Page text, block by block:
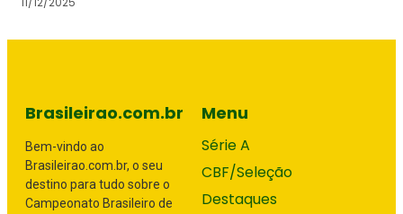
Brasileirao.com.br
Bem-vindo ao
Brasileirao.com.br, o seu
destino para tudo sobre o
Campeonato Brasileiro de
Menu
Série A
CBF/Seleção
Destaques